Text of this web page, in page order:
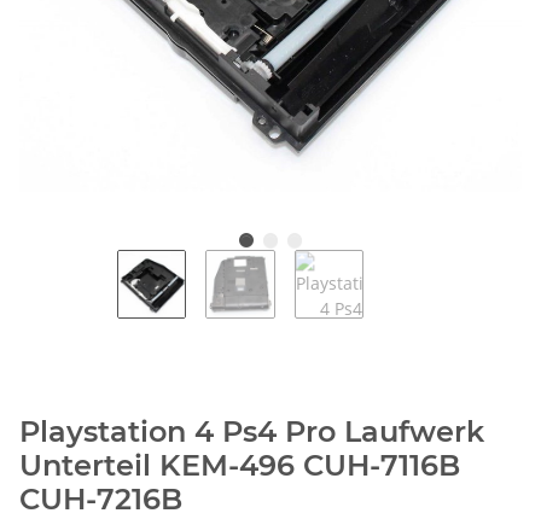
Playstation 4 Ps4 Pro Laufwerk
Unterteil KEM-496 CUH-7116B
CUH-7216B